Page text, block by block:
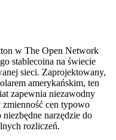
w The Open Network
stablecoina na świecie
sieci. Zaprojektowany,
amerykańskim, ten
zapewnia niezawodny
cen typowo
narzędzie do
rozliczeń.